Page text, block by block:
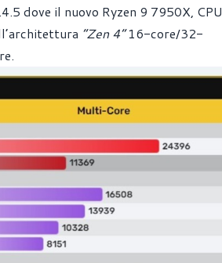
dove il nuovo Ryzen 9 7950X, CPU
“Zen 4”16-core/32-